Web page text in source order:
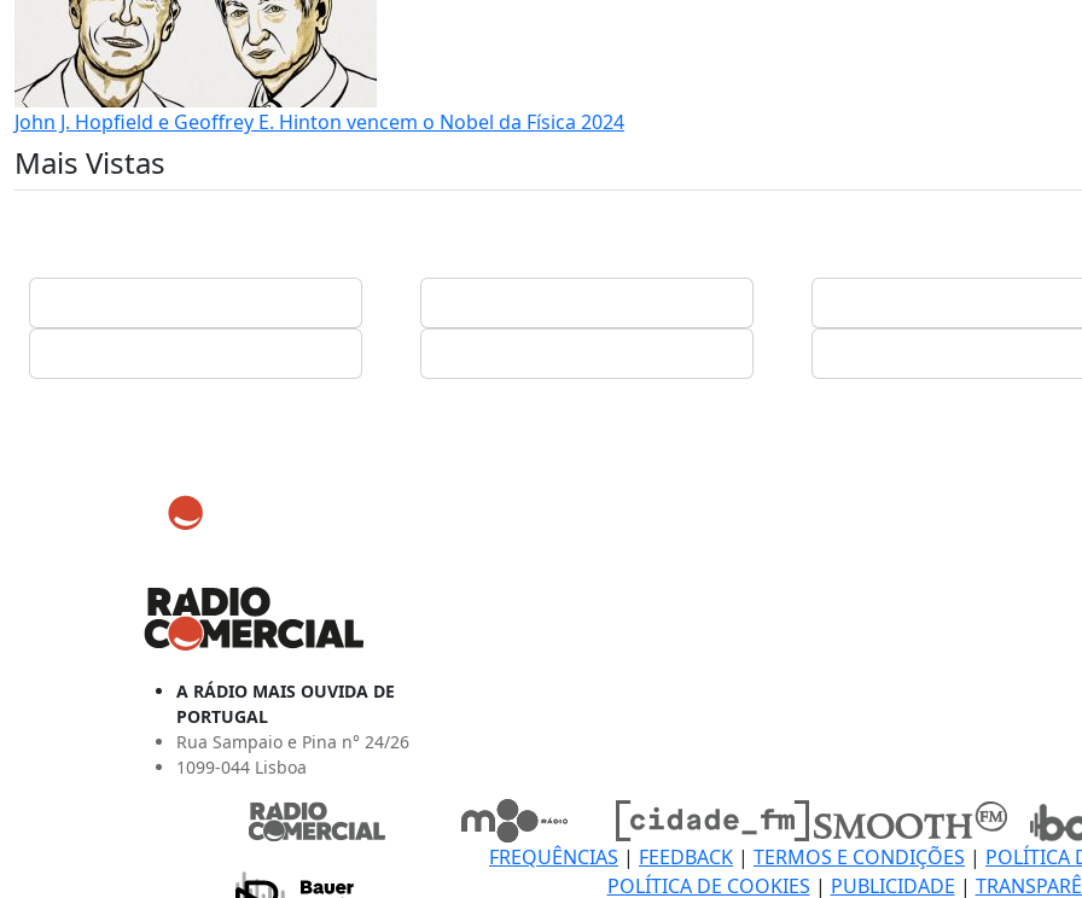
John J. Hopfield e Geoffrey E. Hinton vencem o Nobel da Física 2024
Mais Vistas
A RÁDIO MAIS OUVIDA DE
PORTUGAL
Rua Sampaio e Pina n° 24/26
1099-044 Lisboa
FREQUÊNCIAS | FEEDBACK | TERMOS E CONDIÇÕES | POLÍTICA
POLÍTICA DE COOKIES | PUBLICIDADE |